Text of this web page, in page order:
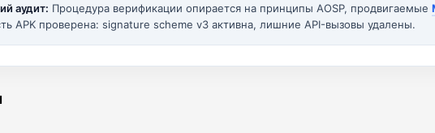
аудит: Процедура верификации опирается на принципы AOSP, продвигаемые
APK проверена: signature scheme v3 активна, лишние API-вызовы удалены.